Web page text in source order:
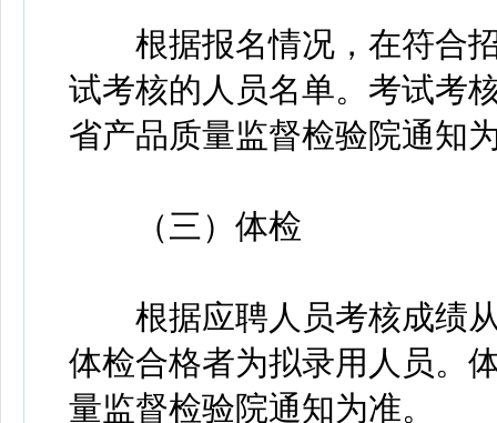
根据报名情况，在符合招
试考核的人员名单。考试考
省产品质量监督检验院通知
（三）体检
根据应聘人员考核成绩从
体检合格者为拟录用人员。
量监督检验院通知为准。